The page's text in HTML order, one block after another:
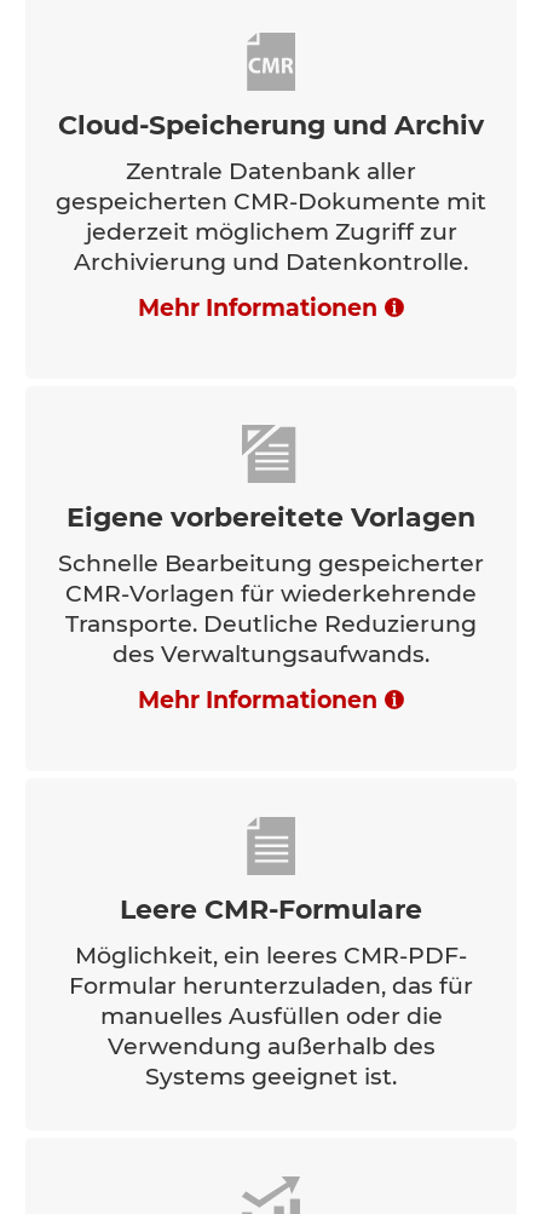
Cloud-Speicherung und Archiv
Zentrale Datenbank aller
gespeicherten CMR-Dokumente mit
jederzeit möglichem Zugriff zur
Archivierung und Datenkontrolle.
Mehr Informationen
Eigene vorbereitete Vorlagen
Schnelle Bearbeitung gespeicherter
CMR-Vorlagen für wiederkehrende
Transporte. Deutliche Reduzierung
des Verwaltungsaufwands.
Mehr Informationen
Leere CMR-Formulare
Möglichkeit, ein leeres CMR-PDF-
Formular herunterzuladen, das für
manuelles Ausfüllen oder die
Verwendung außerhalb des
Systems geeignet ist.